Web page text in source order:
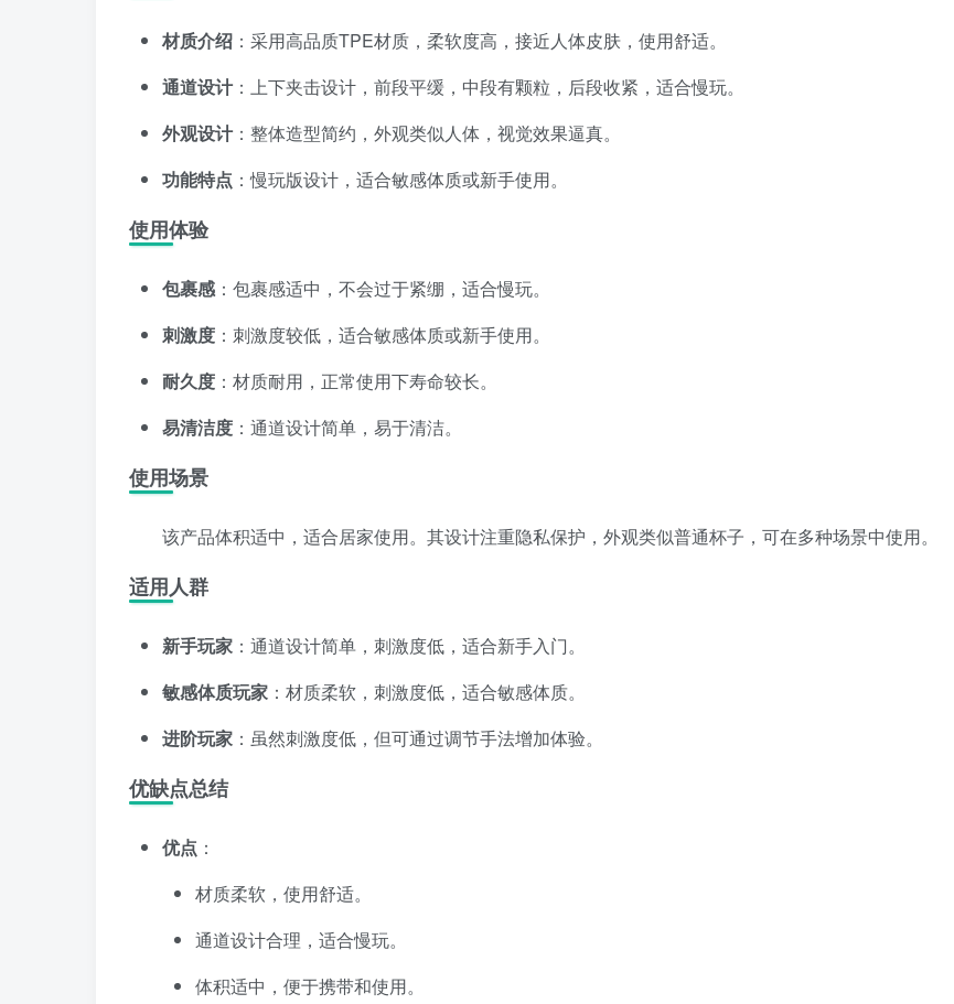
材质介绍 ：采用高品质TPE材质，柔软度高，接近人体皮肤，使用舒适。
通道设计：上下夹击设计，前段平缓，中段有颗粒，后段收紧，适合慢玩。
外观设计：整体造型简约，外观类似人体，视觉效果逼真。
功能特点 ：慢玩版设计，适合敏感体质或新手使用。
使用体验
包裹感 ：包裹感适中，不会过于紧绷，适合慢玩。
刺激度 ：刺激度较低，适合敏感体质或新手使用。
耐久度 ：材质耐用，正常使用下寿命较长。
易清洁度 ：通道设计简单，易于清洁。
使用场景
该产品体积适中，适合居家使用。其设计注重隐私保护，外观类似普通杯子，可在多种场景中使用。
适用人群
新手玩家 ：通道设计简单，刺激度低，适合新手入门。
敏感体质玩家 ：材质柔软，刺激度低，适合敏感体质。
进阶玩家 ：虽然刺激度低，但可通过调节手法增加体验。
优缺点总结
优点 ：
材质柔软，使用舒适。
通道设计合理，适合慢玩。
体积适中，便于携带和使用。